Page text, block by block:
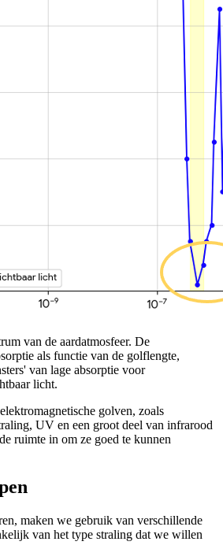
van de aardatmosfeer. De
als functie van de golflengte,
van lage absorptie voor
licht.
golven, zoals
UV en een groot deel van infrarood
ruimte in om ze goed te kunnen
maken we gebruik van verschillende
van het type straling dat we willen